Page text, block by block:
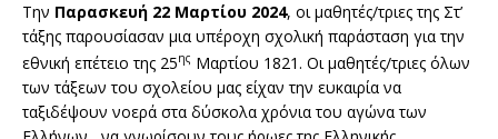
Την Παρασκευή 22 Μαρτίου 2024, οι μαθητές/τριες της Στ’
τάξης παρουσίασαν μια υπέροχη σχολική παράσταση για την
εθνική επέτειο της 25ης Μαρτίου 1821. Οι μαθητές/τριες όλων
των τάξεων του σχολείου μας είχαν την ευκαιρία να
ταξιδέψουν νοερά στα δύσκολα χρόνια του αγώνα των